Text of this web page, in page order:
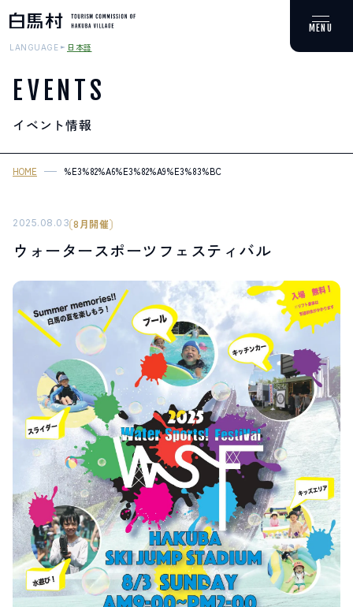
MOUNTAIN & TREKKING
登山・トレッキング
スキー場
温泉
SPOTS
スポット紹介
LIVE CAMERA
ライブカメラ
RECOMMENDATION
おすすめ情報
ABOUT HAKUBA
白馬村について
EVENTS
イベント情報
INFORMATION
お知らせ
MEISTER TOUR
マイスターツアー
STAY
宿泊施設
ACTIVITIES
アクティビティー
HAKUBA ORIGINAL
Hakuba Original
NORWAY VILLAGE
ノルウェービレッジ
SEASONS
白馬村の季節
SHIONOMICHI
塩の道
FURUSATO TAX
ふるさと納税
LANGUAGE 日本語
EVENTS
イベント情報
HOME
2025.08.03 8月開催
ウォータースポーツフェスティバル